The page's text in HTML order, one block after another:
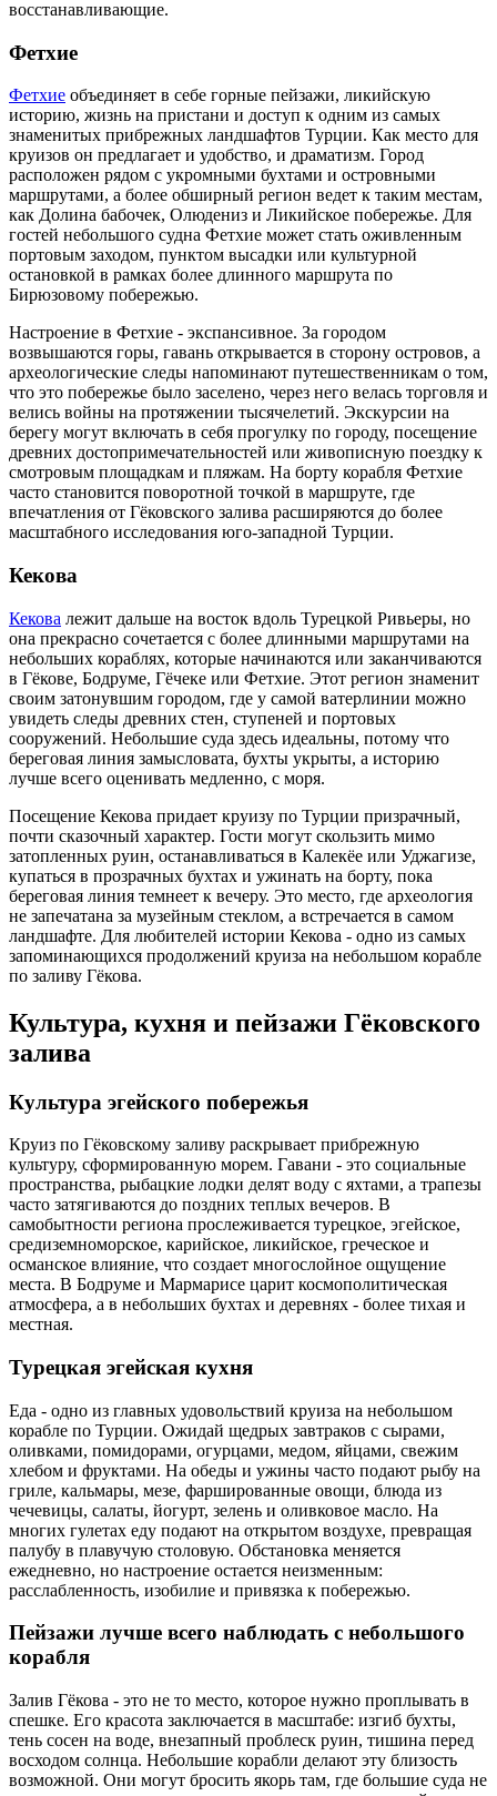
восстанавливающие.
Фетхие
Фетхие объединяет в себе горные пейзажи, ликийскую
историю, жизнь на пристани и доступ к одним из самых
знаменитых прибрежных ландшафтов Турции. Как место для
круизов он предлагает и удобство, и драматизм. Город
расположен рядом с укромными бухтами и островными
маршрутами, а более обширный регион ведет к таким местам,
как Долина бабочек, Олюдениз и Ликийское побережье. Для
гостей небольшого судна Фетхие может стать оживленным
портовым заходом, пунктом высадки или культурной
остановкой в рамках более длинного маршрута по
Бирюзовому побережью.
Настроение в Фетхие - экспансивное. За городом
возвышаются горы, гавань открывается в сторону островов, а
археологические следы напоминают путешественникам о том,
что это побережье было заселено, через него велась торговля и
велись войны на протяжении тысячелетий. Экскурсии на
берегу могут включать в себя прогулку по городу, посещение
древних достопримечательностей или живописную поездку к
смотровым площадкам и пляжам. На борту корабля Фетхие
часто становится поворотной точкой в маршруте, где
впечатления от Гёковского залива расширяются до более
масштабного исследования юго-западной Турции.
Кекова
Кекова лежит дальше на восток вдоль Турецкой Ривьеры, но
она прекрасно сочетается с более длинными маршрутами на
небольших кораблях, которые начинаются или заканчиваются
в Гёкове, Бодруме, Гёчеке или Фетхие. Этот регион знаменит
своим затонувшим городом, где у самой ватерлинии можно
увидеть следы древних стен, ступеней и портовых
сооружений. Небольшие суда здесь идеальны, потому что
береговая линия замысловата, бухты укрыты, а историю
лучше всего оценивать медленно, с моря.
Посещение Кекова придает круизу по Турции призрачный,
почти сказочный характер. Гости могут скользить мимо
затопленных руин, останавливаться в Калекёе или Уджагизе,
купаться в прозрачных бухтах и ужинать на борту, пока
береговая линия темнеет к вечеру. Это место, где археология
не запечатана за музейным стеклом, а встречается в самом
ландшафте. Для любителей истории Кекова - одно из самых
запоминающихся продолжений круиза на небольшом корабле
по заливу Гёкова.
Культура, кухня и пейзажи Гёковского
залива
Культура эгейского побережья
Круиз по Гёковскому заливу раскрывает прибрежную
культуру, сформированную морем. Гавани - это социальные
пространства, рыбацкие лодки делят воду с яхтами, а трапезы
часто затягиваются до поздних теплых вечеров. В
самобытности региона прослеживается турецкое, эгейское,
средиземноморское, карийское, ликийское, греческое и
османское влияние, что создает многослойное ощущение
места. В Бодруме и Мармарисе царит космополитическая
атмосфера, а в небольших бухтах и деревнях - более тихая и
местная.
Турецкая эгейская кухня
Еда - одно из главных удовольствий круиза на небольшом
корабле по Турции. Ожидай щедрых завтраков с сырами,
оливками, помидорами, огурцами, медом, яйцами, свежим
хлебом и фруктами. На обеды и ужины часто подают рыбу на
гриле, кальмары, мезе, фаршированные овощи, блюда из
чечевицы, салаты, йогурт, зелень и оливковое масло. На
многих гулетах еду подают на открытом воздухе, превращая
палубу в плавучую столовую. Обстановка меняется
ежедневно, но настроение остается неизменным:
расслабленность, изобилие и привязка к побережью.
Пейзажи лучше всего наблюдать с небольшого
корабля
Залив Гёкова - это не то место, которое нужно проплывать в
спешке. Его красота заключается в масштабе: изгиб бухты,
тень сосен на воде, внезапный проблеск руин, тишина перед
восходом солнца. Небольшие корабли делают эту близость
возможной. Они могут бросить якорь там, где большие суда не